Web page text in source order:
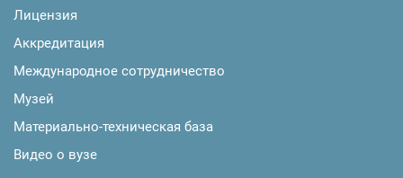
Лицензия
Аккредитация
Международное сотрудничество
Музей
Материально-техническая база
Видео о вузе